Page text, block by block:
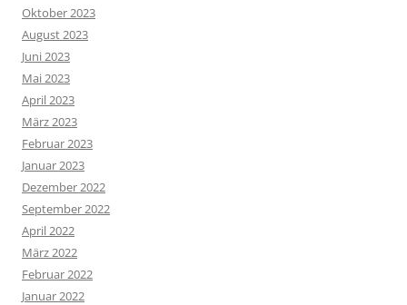
Oktober 2023
August 2023
Juni 2023
Mai 2023
April 2023
März 2023
Februar 2023
Januar 2023
Dezember 2022
September 2022
April 2022
März 2022
Februar 2022
Januar 2022